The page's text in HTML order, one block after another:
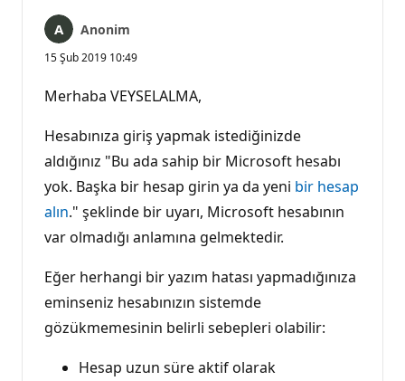
Anonim
15 Şub 2019 10:49
Merhaba VEYSELALMA,
Hesabınıza giriş yapmak istediğinizde
aldığınız "Bu ada sahip bir Microsoft hesabı
yok. Başka bir hesap girin ya da yeni bir hesap
alın." şeklinde bir uyarı, Microsoft hesabının
var olmadığı anlamına gelmektedir.
Eğer herhangi bir yazım hatası yapmadığınıza
eminseniz hesabınızın sistemde
gözükmemesinin belirli sebepleri olabilir:
Hesap uzun süre aktif olarak